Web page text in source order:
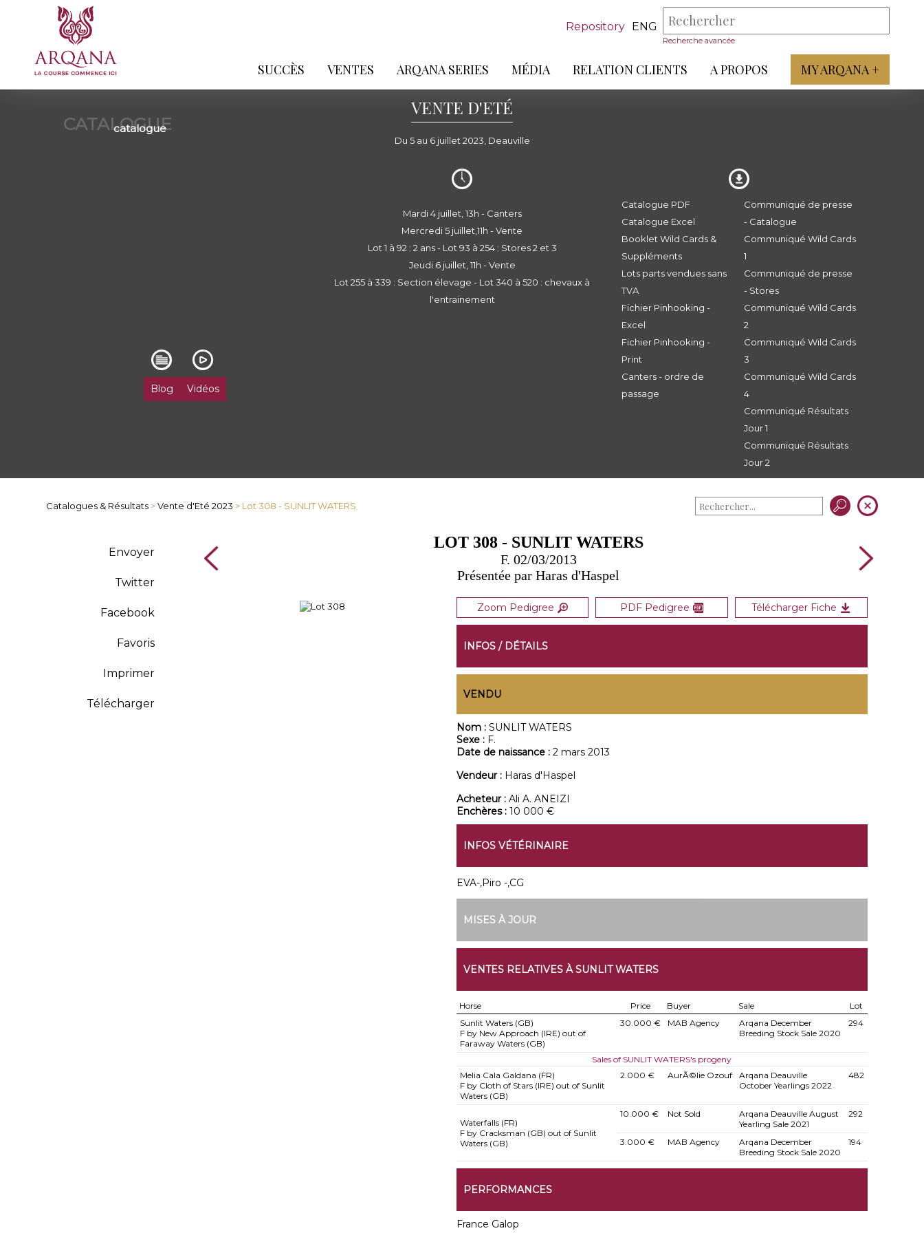
Repository ENG
Recherche avancée
SUCCÈS VENTES ARQANA SERIES MÉDIA RELATION CLIENTS A PROPOS MY ARQANA +
CATALOGUE
catalogue
VENTE D'ETÉ
Du 5 au 6 juillet 2023, Deauville
Blog Vidéos
Mardi 4 juillet, 13h - Canters
Mercredi 5 juillet,11h - Vente
Lot 1 à 92 : 2 ans - Lot 93 à 254 : Stores 2 et 3
Jeudi 6 juillet, 11h - Vente
Lot 255 à 339 : Section élevage - Lot 340 à 520 : chevaux à
l'entrainement
Catalogue PDF
Catalogue Excel
Booklet Wild Cards &
Suppléments
Lots parts vendues sans
TVA
Fichier Pinhooking -
Excel
Fichier Pinhooking -
Print
Canters - ordre de
passage
Communiqué de presse
- Catalogue
Communiqué Wild Cards
1
Communiqué de presse
- Stores
Communiqué Wild Cards
2
Communiqué Wild Cards
3
Communiqué Wild Cards
4
Communiqué Résultats
Jour 1
Communiqué Résultats
Jour 2
Catalogues & Résultats >Vente d'Eté 2023 > Lot 308 - SUNLIT WATERS
Envoyer
Twitter
Facebook
Favoris
Imprimer
Télécharger
LOT 308 - SUNLIT WATERS
F. 02/03/2013
Présentée par Haras d'Haspel
Zoom Pedigree PDF Pedigree Télécharger Fiche
INFOS / DÉTAILS
VENDU
Nom : SUNLIT WATERS
Sexe : F.
Date de naissance : 2 mars 2013
Vendeur : Haras d'Haspel
Acheteur : Ali A. ANEIZI
Enchères : 10 000 €
INFOS VÉTÉRINAIRE
EVA-,Piro -,CG
MISES À JOUR
VENTES RELATIVES À SUNLIT WATERS
Horse Price Buyer Sale
Lot
Sunlit Waters (GB)
F by New Approach (IRE) out of
Faraway Waters (GB)
30.000 € MAB Agency
Arqana December
Breeding Stock Sale 2020
294
Sales of SUNLIT WATERS's progeny
Melia Cala Galdana (FR)
F by Cloth of Stars (IRE) out of Sunlit
Waters (GB)
2.000 € AurÃ©lie Ozouf
Arqana Deauville
October Yearlings 2022
482
Waterfalls (FR)
F by Cracksman (GB) out of Sunlit
Waters (GB)
10.000 € Not Sold
Arqana Deauville August
Yearling Sale 2021
292
3.000 € MAB Agency
Arqana December
Breeding Stock Sale 2020
194
PERFORMANCES
France Galop